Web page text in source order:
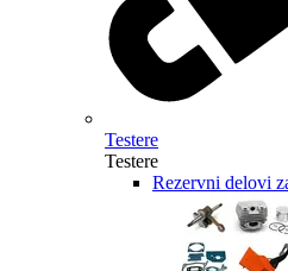
Testere
Testere
Rezervni delovi